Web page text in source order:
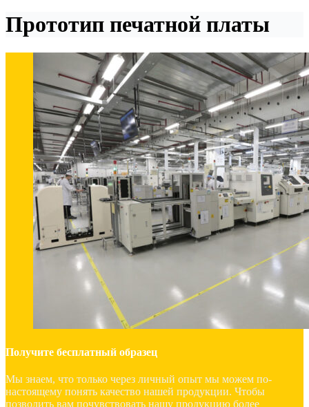
Прототип печатной платы
Получите бесплатный образец
Мы знаем, что только через личный опыт мы можем по-
настоящему понять качество нашей продукции. Чтобы
позволить вам почувствовать нашу продукцию более